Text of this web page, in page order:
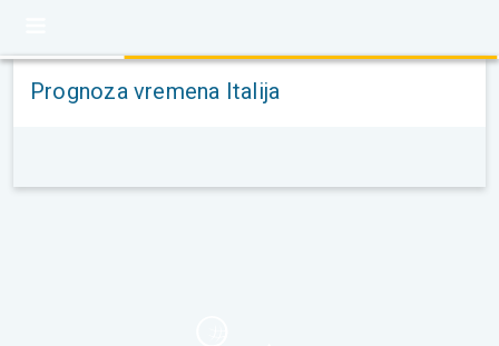
Prognoza vremena Italija